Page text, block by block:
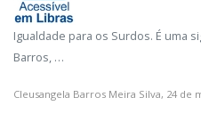
Igualdade para os Surdos. É uma
Barros, …
Cleusangela Barros Meira Silva, 24 de